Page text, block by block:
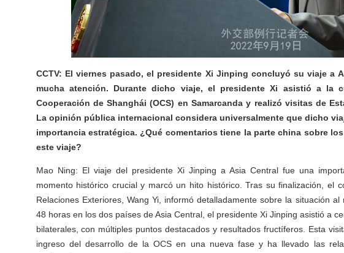
CCTV: El viernes pasado, el presidente Xi Jinping concluyó su viaje a
mucha atención. Durante dicho viaje, el presidente Xi asistió a la
Cooperación de Shanghái (OCS) en Samarcanda y realizó visitas de
La opinión pública internacional considera universalmente que dicho
importancia estratégica. ¿Qué comentarios tiene la parte china sobre
este viaje?
Mao Ning: El viaje del presidente Xi Jinping a Asia Central fue una
momento histórico crucial y marcó un hito histórico. Tras su finalización, el
Relaciones Exteriores, Wang Yi, informó detalladamente sobre la situación
48 horas en los dos países de Asia Central, el presidente Xi Jinping asistió a
bilaterales, con múltiples puntos destacados y resultados fructíferos. Esta
ingreso del desarrollo de la OCS en una nueva fase y ha llevado las